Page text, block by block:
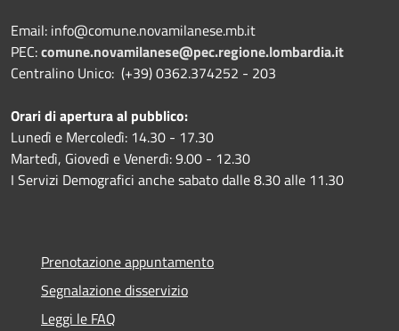
Email: info@comune.novamilanese.mb.it
PEC:comune.novamilanese@pec.regione.lombardia.it
Centralino Unico: (+39) 0362.374252 - 203
Orari di apertura al pubblico:
Lunedì e Mercoledì: 14.30 - 17.30
Martedì, Giovedì e Venerdì: 9.00 - 12.30
I Servizi Demografici anche sabato dalle 8.30 alle 11.30
Prenotazione appuntamento
Segnalazione disservizio
Leggi le FAQ